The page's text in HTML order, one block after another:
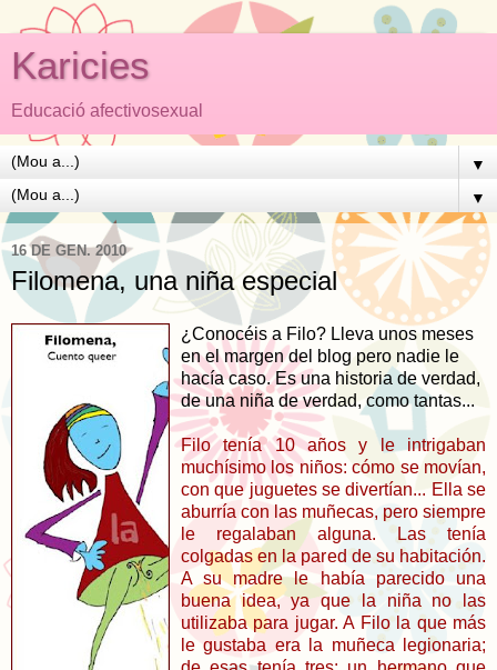
Karicies
Educació afectivosexual
▼
▼
16 DE GEN. 2010
Filomena, una niña especial
¿Conocéis a Filo? Lleva unos meses
en el margen del blog pero nadie le
hacía caso. Es una historia de verdad,
de una niña de verdad, como tantas...
Filo tenía 10 años y le intrigaban
muchísimo los niños: cómo se movían,
con que juguetes se divertían... Ella se
aburría con las muñecas, pero siempre
le regalaban alguna. Las tenía
colgadas en la pared de su habitación.
A su madre le había parecido una
buena idea, ya que la niña no las
utilizaba para jugar. A Filo la que más
le gustaba era la muñeca legionaria;